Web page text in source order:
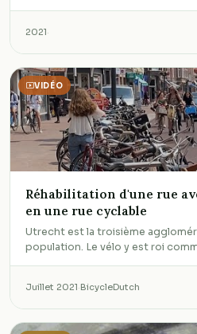
2021·
VIDÉO
Réhabilitation d'une rue
en une rue cyclable
Utrecht est la troisième
population. Le vélo y est roi
Juillet 2021·BicycleDutch